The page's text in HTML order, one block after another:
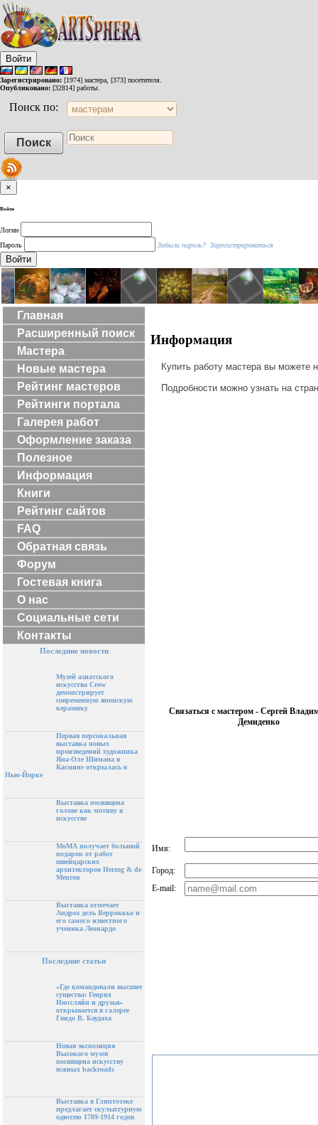
Войти
Зарегистрировано: [1974] мастера, [373] посетителя.
Опубликовано: [32814] работы.
Поиск по:
×
Войти
Логин
Пароль
Забыли пароль? Зарегистрироваться
Войти
Главная
Расширенный поиск
Мастера
Новые мастера
Рейтинг мастеров
Рейтинги портала
Галерея работ
Оформление заказа
Полезное
Информация
Книги
Рейтинг сайтов
FAQ
Обратная связь
Форум
Гостевая книга
О нас
Социальные сети
Контакты
Последние новости
Музей азиатского
искусства Crow
демонстрирует
современную японскую
керамику
Первая персональная
выставка новых
произведений художника
Яна-Оле Шимана в
Касмине открылась в
Нью-Йорке
Выставка посвящена
голове как мотиву в
искусстве
МоМА получает большой
подарок от работ
швейцарских
архитекторов Herzog & de
Meuron
Выставка отмечает
Андреа дель Верроккьо и
его самого известного
ученика Леонардо
Последние статьи
«Где командовали высшие
существа: Генрих
Нюссляйн и друзья»
открывается в галерее
Гвидо В. Баудаха
Новая экспозиция
Высокого музея
посвящена искусству
южных backroads
Выставка в Глиптотеке
предлагает скульптурную
одиссею 1789-1914 годов
Информация
Купить работу мастера вы можете
Подробности можно узнать на
Связаться с мастером - Сергей
Демиденко
Имя:
Город:
E-mail: